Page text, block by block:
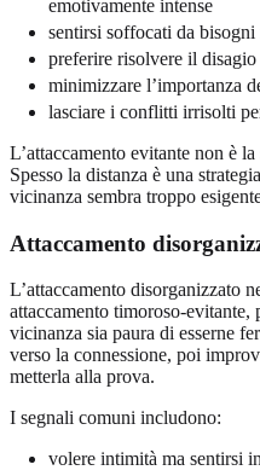
emotivamente intense
sentirsi soffocati da
preferire risolvere il disagio
minimizzare l’importanza
lasciare i conflitti irrisolti
L’attaccamento evitante non è
Spesso la distanza è una
vicinanza sembra troppo
Attaccamento
L’attaccamento disorganizzato
attaccamento timoroso-
vicinanza sia paura di esserne
verso la connessione, poi
metterla alla prova.
I segnali comuni includono:
volere intimità ma sentirsi